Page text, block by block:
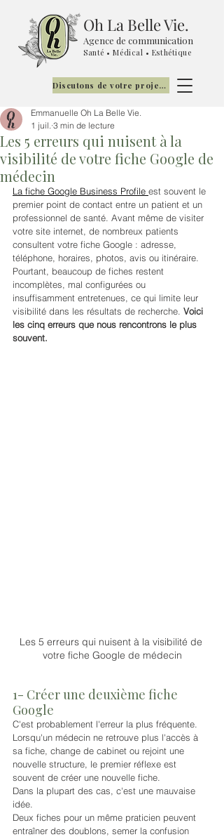
Oh La Belle Vie.
Agence de communication
Santé • Médical • Esthétique
Discutons de votre projet !
Les 5 erreurs qui nuisent à la
visibilité de votre fiche Google de
médecin
Emmanuelle Oh La Belle Vie.
1 juil. 3 min de lecture
La fiche Google Business Profile est souvent le
premier point de contact entre un patient et un
professionnel de santé. Avant même de visiter
votre site internet, de nombreux patients
consultent votre fiche Google : adresse,
téléphone, horaires, photos, avis ou itinéraire.
Pourtant, beaucoup de fiches restent
incomplètes, mal configurées ou
insuffisamment entretenues, ce qui limite leur
visibilité dans les résultats de recherche. Voici
les cinq erreurs que nous rencontrons le plus
souvent.
Les 5 erreurs qui nuisent à la visibilité de
votre fiche Google de médecin
1- Créer une deuxième fiche
Google
C'est probablement l'erreur la plus fréquente.
Lorsqu'un médecin ne retrouve plus l'accès à
sa fiche, change de cabinet ou rejoint une
nouvelle structure, le premier réflexe est
souvent de créer une nouvelle fiche.
Dans la plupart des cas, c'est une mauvaise
idée.
Deux fiches pour un même praticien peuvent
entraîner des doublons, semer la confusion